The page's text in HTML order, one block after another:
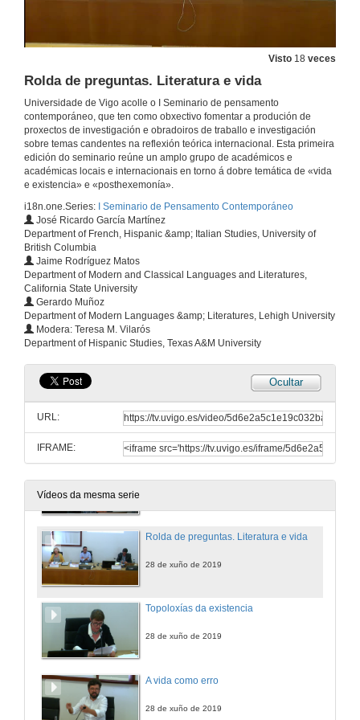
Visto 18 veces
Rolda de preguntas. Literatura e vida
Universidade de Vigo acolle o I Seminario de pensamento
contemporáneo, que ten como obxectivo fomentar a produción de
proxectos de investigación e obradoiros de traballo e investigación
sobre temas candentes na reflexión teórica internacional. Esta primeira
edición do seminario reúne un amplo grupo de académicos e
académicas locais e internacionais en torno á dobre temática de «vida
e existencia» e «posthexemonía».
i18n.one.Series:
I Seminario de Pensamento Contemporáneo
José Ricardo García Martínez
Department of French, Hispanic &amp; Italian Studies, University of
British Columbia
Jaime Rodríguez Matos
Department of Modern and Classical Languages and Literatures,
California State University
Gerardo Muñoz
Department of Modern Languages &amp; Literatures, Lehigh University
Modera: Teresa M. Vilarós
Department of Hispanic Studies, Texas A&M University
Ocultar
URL:
IFRAME:
Vídeos da mesma serie
Heidegger, técnica e infrapolítica hoxe
Existencia-extinción
28 de xuño de 2019
Rolda de preguntas. Existencia e vida
28 de xuño de 2019
28 de xuño de 2019
Réxime de signos, xéneros literarios e poshegemonía
28 de xuño de 2019
Poesía, existencia, forma
28 de xuño de 2019
Estilo contra gramática: existencias de Sánchez Ferlosio
Rolda de preguntas. Literatura e vida
28 de xuño de 2019
Topoloxías da existencia
28 de xuño de 2019
A vida como erro
28 de xuño de 2019